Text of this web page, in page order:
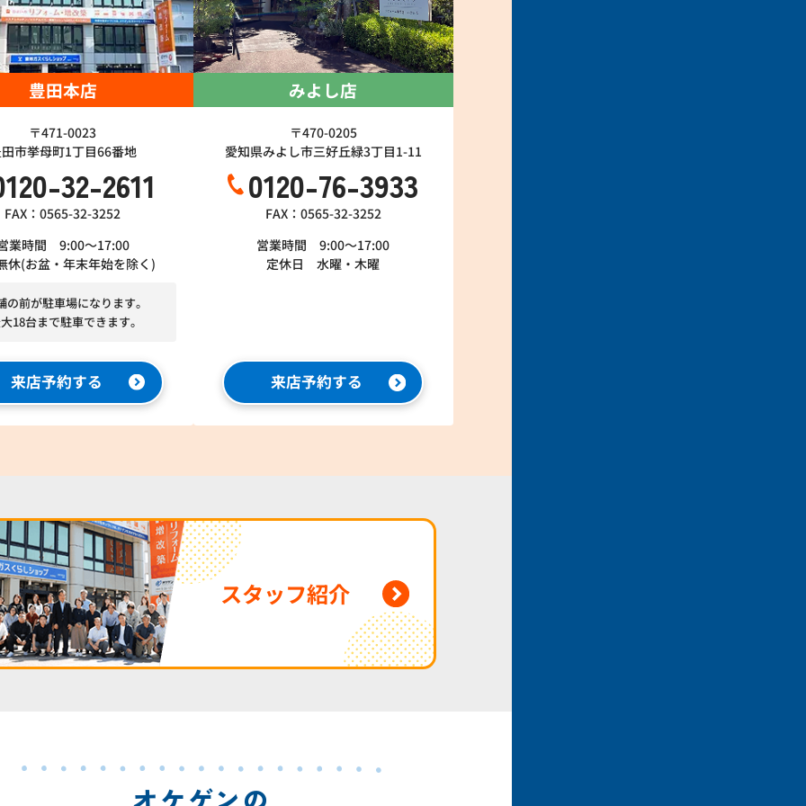
豊田本店
〒471-0023
市挙母町1丁目66番地
32-2611
FAX：0565-32-3252
業時間 9:00～17:00
休(お盆・年末年始を除く)
の前が駐車場になります。
18台まで駐車できます。
来店予約する
みよし店
〒470-0205
愛知県みよし市三好丘緑3丁目1-11
0120-76-3933
FAX：0565-32-3252
営業時間 9:00～17:00
定休日 水曜・木曜
来店予約する
スタッフ紹介
オケゲンの